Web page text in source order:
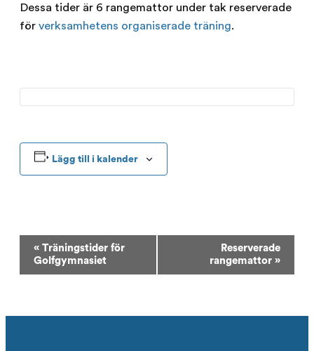
Dessa tider är 6 rangemattor under tak reserverade
för verksamhetens organiserade träning.
Lägg till i kalender
Evenemang-
navigering
« Träningstider för
Golfgymnasiet
Reserverade
rangemattor »